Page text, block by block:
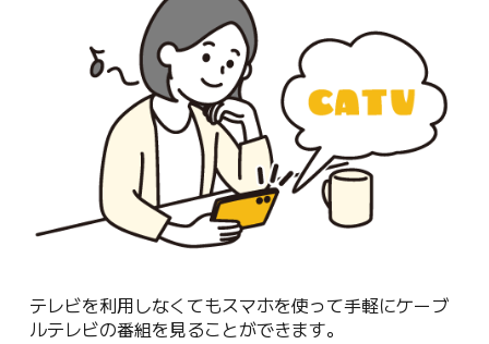
テレビを利用しなくてもスマホを使って手軽にケーブ
ルテレビの番組を見ることができます。